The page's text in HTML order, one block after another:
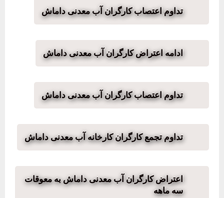
تداوم اعتصاب کارگران آب معدنی داماش
ادامه اعتراض کارگران آب معدنی داماش
تداوم اعتصاب کارگران آب معدنی داماش
تداوم تجمع کارگران کارخانه آب معدنی داماش
اعتراض کارگران آب معدنی داماش به معوقات
سه ماهه